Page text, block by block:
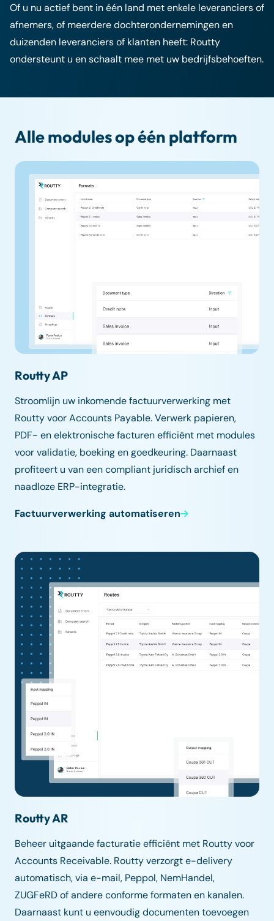
Of u nu actief bent in één land met enkele leveranciers of
afnemers, of meerdere dochterondernemingen en
duizenden leveranciers of klanten heeft: Routty
ondersteunt u en schaalt mee met uw bedrijfsbehoeften.
Alle modules op één platform
Routty AP
Stroomlijn uw inkomende factuurverwerking met
Routty voor Accounts Payable. Verwerk papieren,
PDF- en elektronische facturen efficiënt met modules
voor validatie, boeking en goedkeuring. Daarnaast
profiteert u van een compliant juridisch archief en
naadloze ERP-integratie.
Factuurverwerking automatiseren
Routty AR
Beheer uitgaande facturatie efficiënt met Routty voor
Accounts Receivable. Routty verzorgt e-delivery
automatisch, via e-mail, Peppol, NemHandel,
ZUGFeRD of andere conforme formaten en kanalen.
Daarnaast kunt u eenvoudig documenten toevoegen